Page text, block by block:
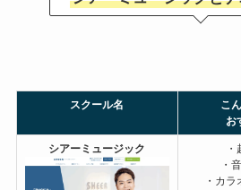
スクール名
こ
お
シアーミュージック
・
・カ